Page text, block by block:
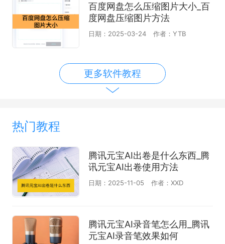
百度网盘怎么压缩图片大小_百
度网盘压缩图片方法
日期：2025-03-24 作者：YTB
更多软件教程
热门教程
腾讯元宝AI出卷是什么东西_腾
讯元宝AI出卷使用方法
日期：2025-11-05 作者：XXD
腾讯元宝AI录音笔怎么用_腾讯
元宝AI录音笔效果如何